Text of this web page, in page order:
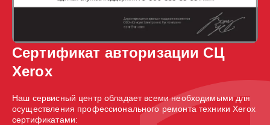
Сертификат авторизации СЦ
Xerox
Наш сервисный центр обладает всеми необходимыми для
осуществления профессионального ремонта техники Xerox
сертификатами: